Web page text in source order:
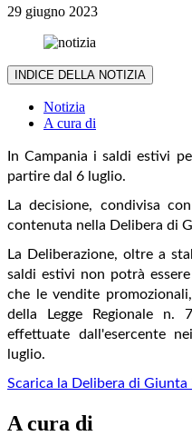
29 giugno 2023
INDICE DELLA NOTIZIA
Notizia
A cura di
In Campania i saldi estivi
partire dal 6 luglio.
La decisione, condivisa
contenuta nella Delibera di
La Deliberazione, oltre a
saldi estivi non potrà
che le vendite
della Legge Regionale
effettuate dall'esercente
luglio.
Scarica la Delibera di
A cura di